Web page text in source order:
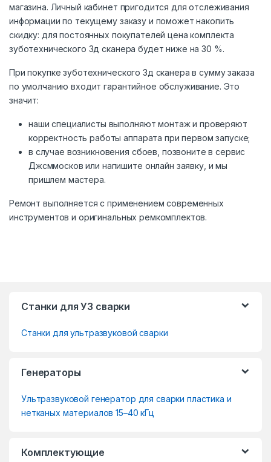
магазина. Личный кабинет пригодится для отслеживания
информации по текущему заказу и поможет накопить
скидку: для постоянных покупателей цена комплекта
зуботехнического 3д сканера будет ниже на 30 %.
При покупке зуботехнического 3д сканера в сумму заказа
по умолчанию входит гарантийное обслуживание. Это
значит:
наши специалисты выполняют монтаж и проверяют
корректность работы аппарата при первом запуске;
в случае возникновения сбоев, позвоните в сервис
Джсммосков или напишите онлайн заявку, и мы
пришлем мастера.
Ремонт выполняется с применением современных
инструментов и оригинальных ремкомплектов.
Станки для УЗ сварки
Станки для ультразвуковой сварки
Генераторы
Ультразвуковой генератор для сварки пластика и
нетканых материалов 15–40 кГц
Комплектующие